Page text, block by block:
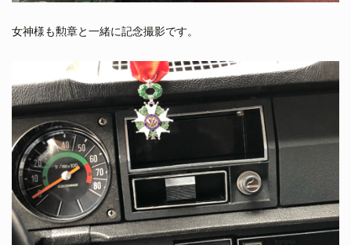
女神様も勲章と一緒に記念撮影です。